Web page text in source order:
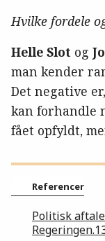
Hvilke fordele
Helle Slot og
man kender
Det negative
kan forhandle
fået opfyldt,
Referencer
Politisk